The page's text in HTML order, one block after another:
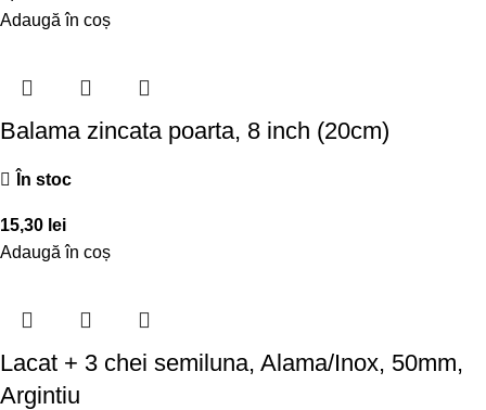
Adaugă în coș
Balama zincata poarta, 8 inch (20cm)
În stoc
15,30 lei
Adaugă în coș
Lacat + 3 chei semiluna, Alama/Inox, 50mm,
Argintiu